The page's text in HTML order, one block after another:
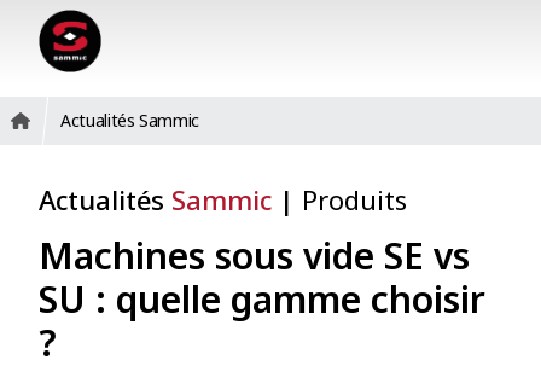
Actualités Sammic
Actualités Sammic | Produits
Machines sous vide SE vs
SU : quelle gamme choisir
?